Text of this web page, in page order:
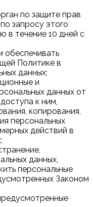
по защите прав
запросу этого
в течение 10 дней с
обеспечивать
Политике в
данных;
и
данных от
к ним,
копирования,
персональных
действий в
данных,
персональные
Законом